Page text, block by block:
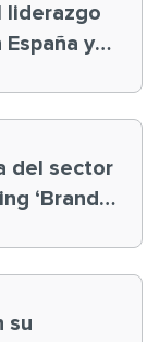
liderazgo
y
del sector
su